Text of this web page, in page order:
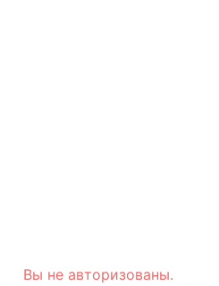
Вы не авторизованы.